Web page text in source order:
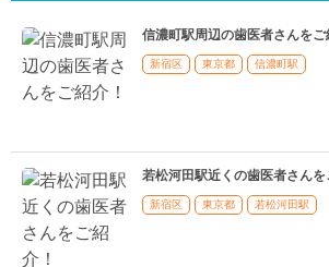
信濃町駅周辺の歯医者さんをご
新宿区 東京都 信濃町駅
若松河田駅近くの歯医者さんを
新宿区 東京都 若松河田駅